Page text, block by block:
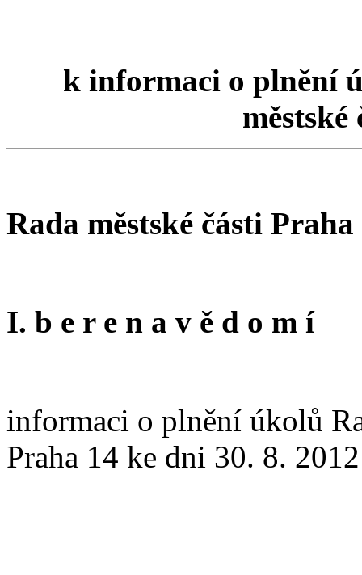
k informaci o plnění
městské
Rada městské části Praha
I. b e r e n a v ě d o m í
informaci o plnění úkolů
Praha 14 ke dni 30. 8. 2012